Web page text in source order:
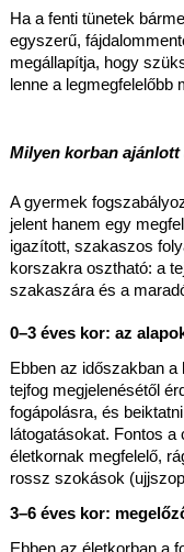
Ha a fenti tünetek
egyszerű,
megállapítja, hogy
lenne a legmegfelelőbb
Milyen korban
A gyermek
jelent hanem egy
igazított, szakaszos
korszakra osztható: a
szakaszára és a
0–3 éves kor: az
Ebben az időszakban a
tejfog megjelenésétől
fogápolásra, és
látogatásokat. Fontos
életkornak megfelelő,
rossz szokások
3–6 éves kor:
Ebben az életkorban a